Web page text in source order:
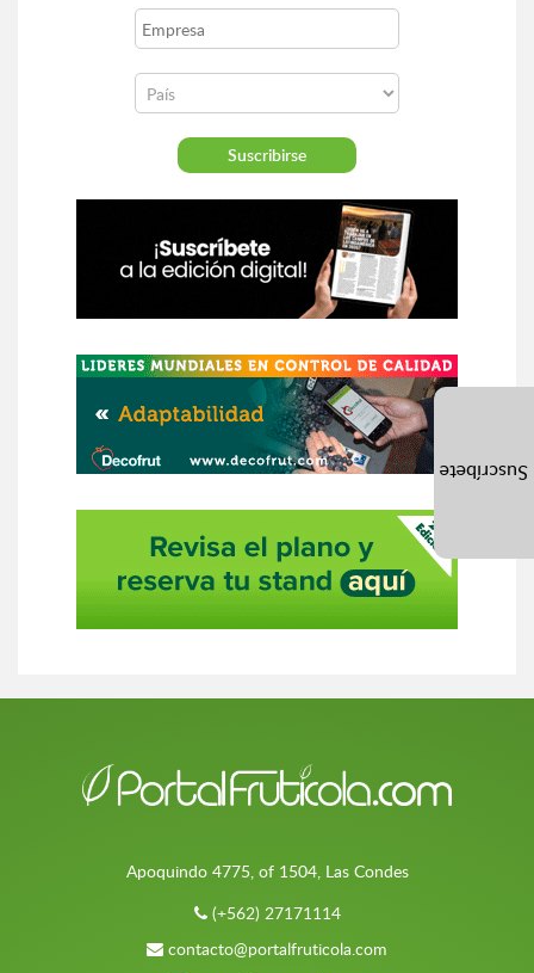
Apoquindo 4775, of 1504, Las Condes
(+562) 27171114
contacto@portalfruticola.com
Suscríbete